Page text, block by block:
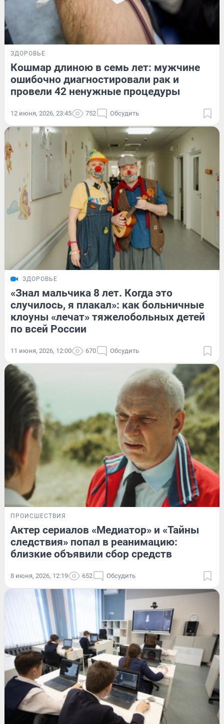
ЗДОРОВЬЕ
Кошмар длиною в семь лет: мужчине
ошибочно диагностировали рак и
провели 42 ненужные процедуры
12 июня, 2026, 23:45 752 Обсудить
ЗДОРОВЬЕ
«Знал мальчика 8 лет. Когда это
случилось, я плакал»: как больничные
клоуны «лечат» тяжелобольных детей
по всей России
11 июня, 2026, 12:00 670 Обсудить
ПРОИСШЕСТВИЯ
Актер сериалов «Медиатор» и «Тайны
следствия» попал в реанимацию:
близкие объявили сбор средств
8 июня, 2026, 12:19 652 Обсудить